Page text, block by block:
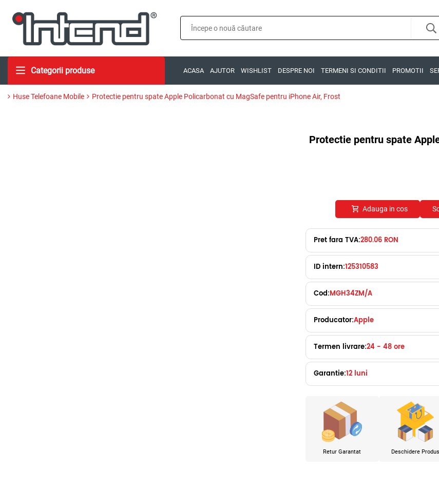
Categorii produse ACASA AJUTOR WISHLIST DESPRE NOI TERMENI SI CONDITII PROMOTII
Huse Telefoane Mobile Protectie pentru spate Apple Policarbonat cu MagSafe pentru iPhone Air, Frost
Protectie pentru spate
Adauga in cos
Pret fara TVA:280.06 RON
ID intern:125310583
Cod:MGH34ZM/A
Producator:Apple
Termen livrare:24 - 48 ore
Garantie:12 luni
Retur Garantat Deschidere Produs